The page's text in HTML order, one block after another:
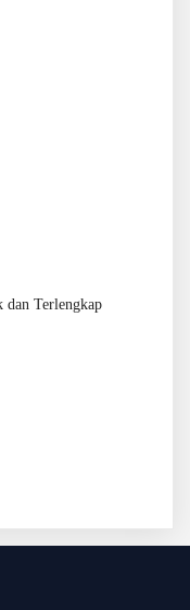
Terlengkap